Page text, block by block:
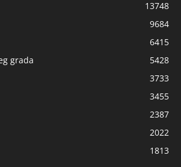
13748
9684
6415
grada
5428
3733
3455
2387
2022
1813